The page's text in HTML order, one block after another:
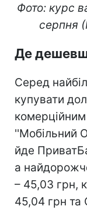
Фото: курс
серпня
Де
Серед
купувати
''Мобільний
йде
а
– 45,03 грн,
45,04 грн